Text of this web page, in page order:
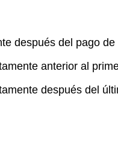
después del pago de
anterior al
después del